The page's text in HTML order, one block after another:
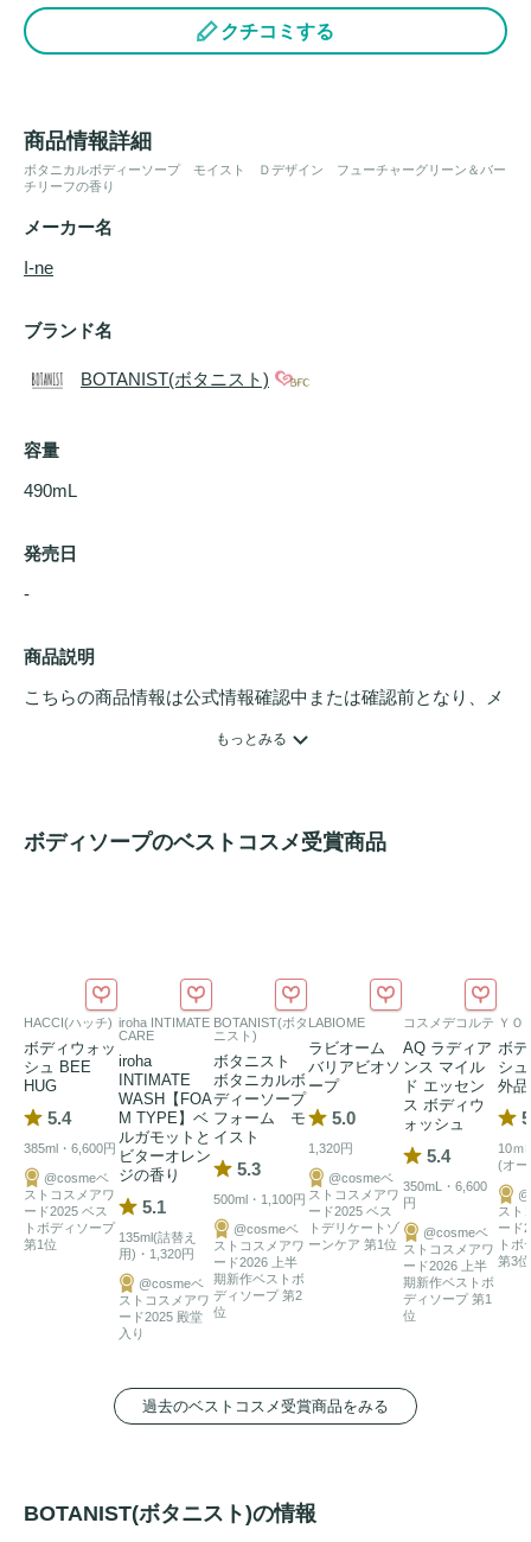
クチコミする
商品情報詳細
ボタニカルボディーソープ モイスト Ｄデザイン フューチャーグリーン＆バー
チリーフの香り
メーカー名
I-ne
ブランド名
BOTANIST(ボタニスト)
容量
490mL
発売日
-
商品説明
こちらの商品情報は公式情報確認中または確認前となり、メ
もっとみる
ボディソープのベストコスメ受賞商品
HACCI(ハッチ)
ボディウォッ
シュ BEE
HUG
5.4
385ml・6,600円
@cosmeベ
ストコスメアワ
ード2025 ベス
トボディソープ
第1位
iroha INTIMATE
CARE
iroha
INTIMATE
WASH【FOA
M TYPE】ベ
ルガモットと
ビターオレン
ジの香り
5.1
135ml(詰替え
用)・1,320円
@cosmeベ
ストコスメアワ
ード2025 殿堂
入り
BOTANIST(ボタ
ニスト)
ボタニスト
ボタニカルボ
ディーソープ
フォーム モ
イスト
5.3
500ml・1,100円
@cosmeベ
ストコスメアワ
ード2026 上半
期新作ベストボ
ディソープ 第2
位
LABIOME
ラビオーム
バリアビオソ
ープ
5.0
1,320円
@cosmeベ
ストコスメアワ
ード2025 ベス
トデリケートゾ
ーンケア 第1位
コスメデコルテ
AQ ラディア
ンス マイル
ド エッセン
ス ボディウ
ォッシュ
5.4
350mL・6,600
円
@cosmeベ
ストコスメアワ
ード2026 上半
期新作ベストボ
ディソープ 第1
位
ＹＯ
ボ
シ
外
10ｍ
(オー
スト
ード
トボ
第3位
過去のベストコスメ受賞商品をみる
BOTANIST(ボタニスト)の情報